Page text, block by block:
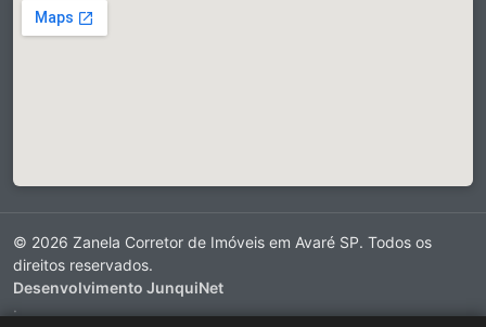
© 2026 Zanela Corretor de Imóveis em Avaré SP. Todos os
direitos reservados.
Desenvolvimento JunquiNet
·